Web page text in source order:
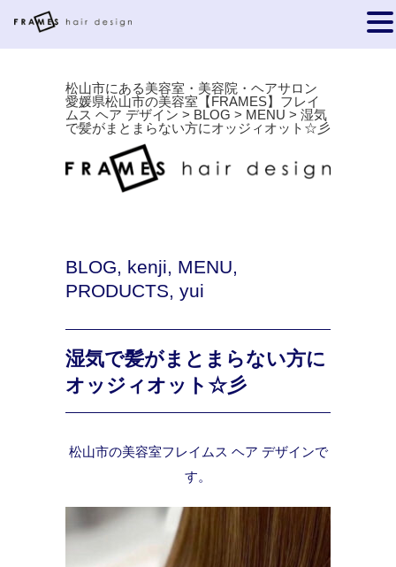
松山市にある美容室・美容院・ヘアサロン
愛媛県松山市の美容室【FRAMES】フレイ
ムス ヘア デザイン > BLOG > MENU > 湿気
で髪がまとまらない方にオッジィオット☆彡
BLOG, kenji, MENU,
PRODUCTS, yui
湿気で髪がまとまらない方に
オッジィオット☆彡
松山市の美容室フレイムス ヘア デザインで
す。